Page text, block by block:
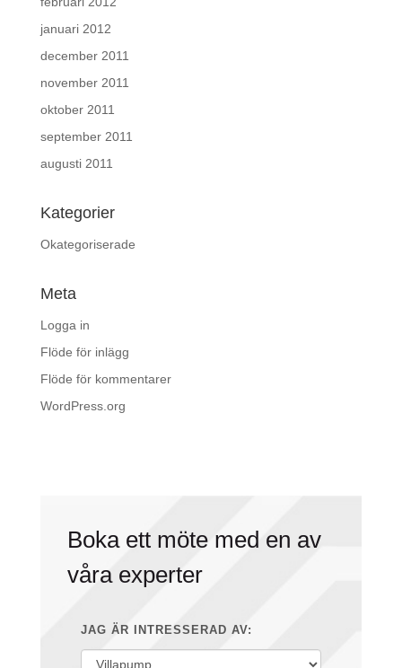
januari 2012
december 2011
november 2011
oktober 2011
september 2011
augusti 2011
Kategorier
Okategoriserade
Meta
Logga in
Flöde för inlägg
Flöde för kommentarer
WordPress.org
Boka ett möte med en av
våra experter
JAG ÄR INTRESSERAD AV: